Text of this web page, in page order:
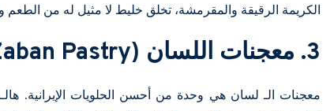
الكريمة الرقيقة والمقرمشة، تخلق خليط لا مثيل له من الطعم
3. معجنات اللسان (Zaban Pastry)
معجنات الـ لسان هي وحدة من أحسن الحلويات الإيرانية.